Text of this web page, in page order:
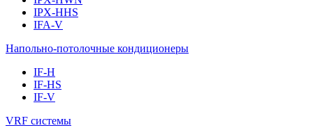
IPX-HHS
IFA-V
Напольно-потолочные кондиционеры
IF-H
IF-HS
IF-V
VRF системы